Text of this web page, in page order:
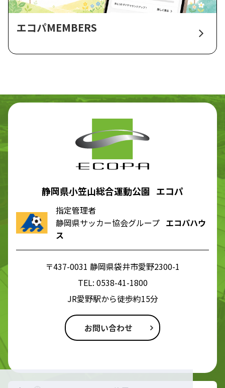
エコパMEMBERS
静岡県小笠山総合運動公園 エコパ
指定管理者
静岡県サッカー協会グループ エコパハウ
ス
〒437-0031 静岡県袋井市愛野2300-1
TEL: 0538-41-1800
JR愛野駅から徒歩約15分
お問い合わせ